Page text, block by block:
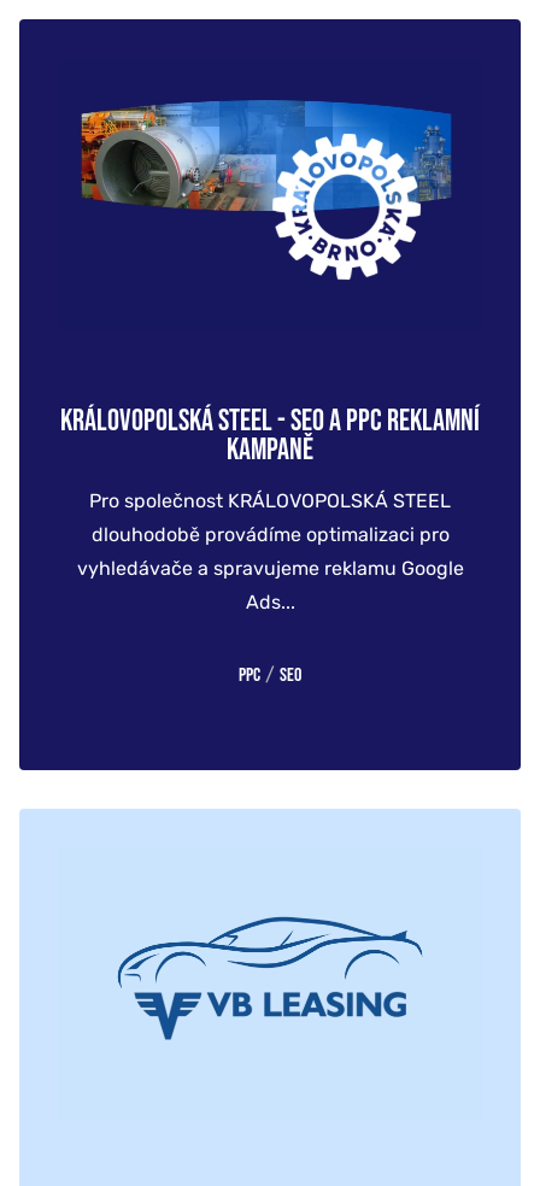
KRÁLOVOPOLSKÁ STEEL - SEO A PPC REKLAMNÍ
KAMPANĚ
Pro společnost KRÁLOVOPOLSKÁ STEEL
dlouhodobě provádíme optimalizaci pro
vyhledávače a spravujeme reklamu Google
Ads...
PPC / SEO